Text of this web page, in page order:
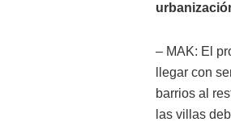
– MAK: El
llegar con
barrios al
las villas